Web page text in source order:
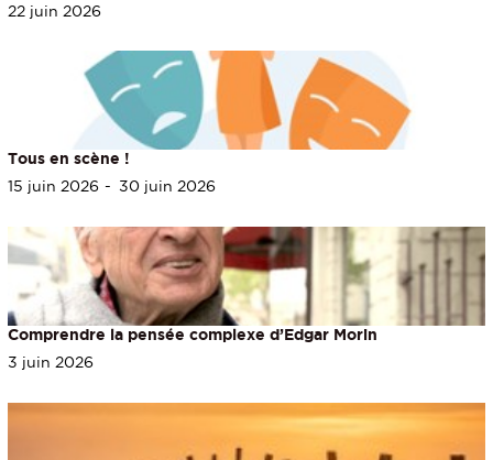
22 juin 2026
Tous en scène !
15 juin 2026
30 juin 2026
Comprendre la pensée complexe d’Edgar Morin
3 juin 2026